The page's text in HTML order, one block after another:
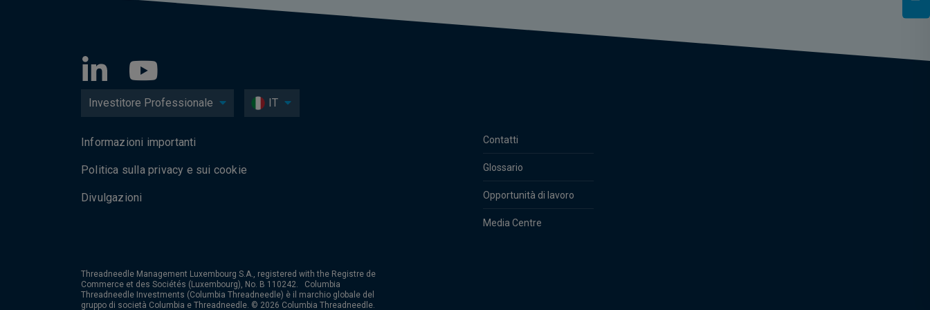
Investitore Professionale IT
Contatti
Glossario
Opportunità di lavoro
Media Centre
Informazioni importanti
Politica sulla privacy e sui cookie
Divulgazioni
Threadneedle Management Luxembourg S.A., registered with the Registre de
Commerce et des Sociétés (Luxembourg), No. B 110242. Columbia
Threadneedle Investments (Columbia Threadneedle) è il marchio globale del
gruppo di società Columbia e Threadneedle. © 2026 Columbia Threadneedle.